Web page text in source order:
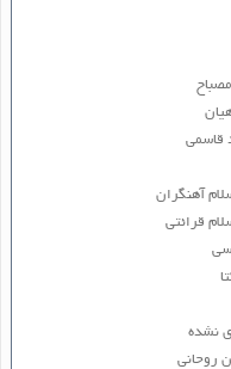
قاسمی
آهنگران
قرائتی
نشده
روحانی